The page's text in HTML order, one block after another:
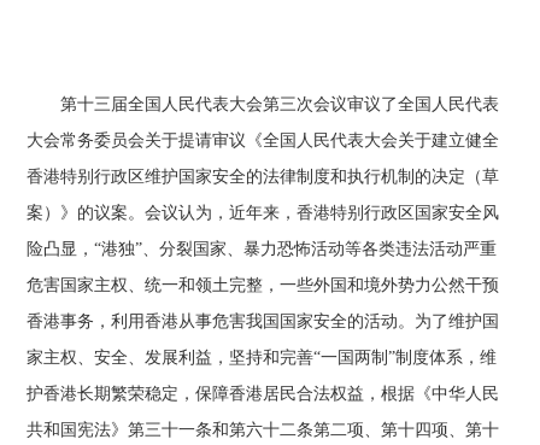
第十三届全国人民代表大会第三次会议审议了全国人民代表
大会常务委员会关于提请审议《全国人民代表大会关于建立健全
香港特别行政区维护国家安全的法律制度和执行机制的决定（草
案）》的议案。会议认为，近年来，香港特别行政区国家安全风
险凸显，“港独”、分裂国家、暴力恐怖活动等各类违法活动严重
危害国家主权、统一和领土完整，一些外国和境外势力公然干预
香港事务，利用香港从事危害我国国家安全的活动。为了维护国
家主权、安全、发展利益，坚持和完善“一国两制”制度体系，维
护香港长期繁荣稳定，保障香港居民合法权益，根据《中华人民
共和国宪法》第三十一条和第六十二条第二项、第十四项、第十